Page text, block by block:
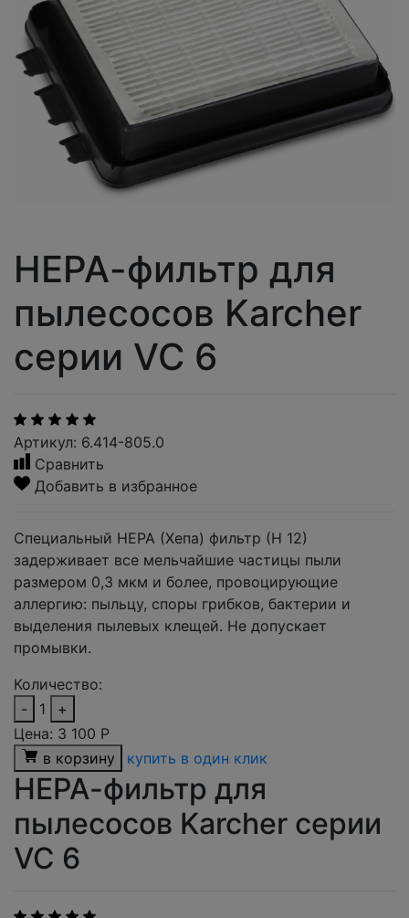
НЕРА-фильтр для
пылесосов Karcher
серии VC 6
Артикул: 6.414-805.0
Сравнить
Добавить в избранное
Специальный НЕРА (Хепа) фильтр (Н 12)
задерживает все мельчайшие частицы пыли
размером 0,3 мкм и более, провоцирующие
аллергию: пыльцу, споры грибков, бактерии и
выделения пылевых клещей. Не допускает
промывки.
Количество:
-
1
+
Цена: 3 100 Р
в корзину
купить в один клик
НЕРА-фильтр для
пылесосов Karcher серии
VC 6